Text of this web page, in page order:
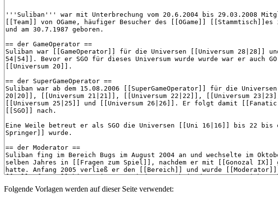
Folgende Vorlagen werden auf dieser Seite verwendet: